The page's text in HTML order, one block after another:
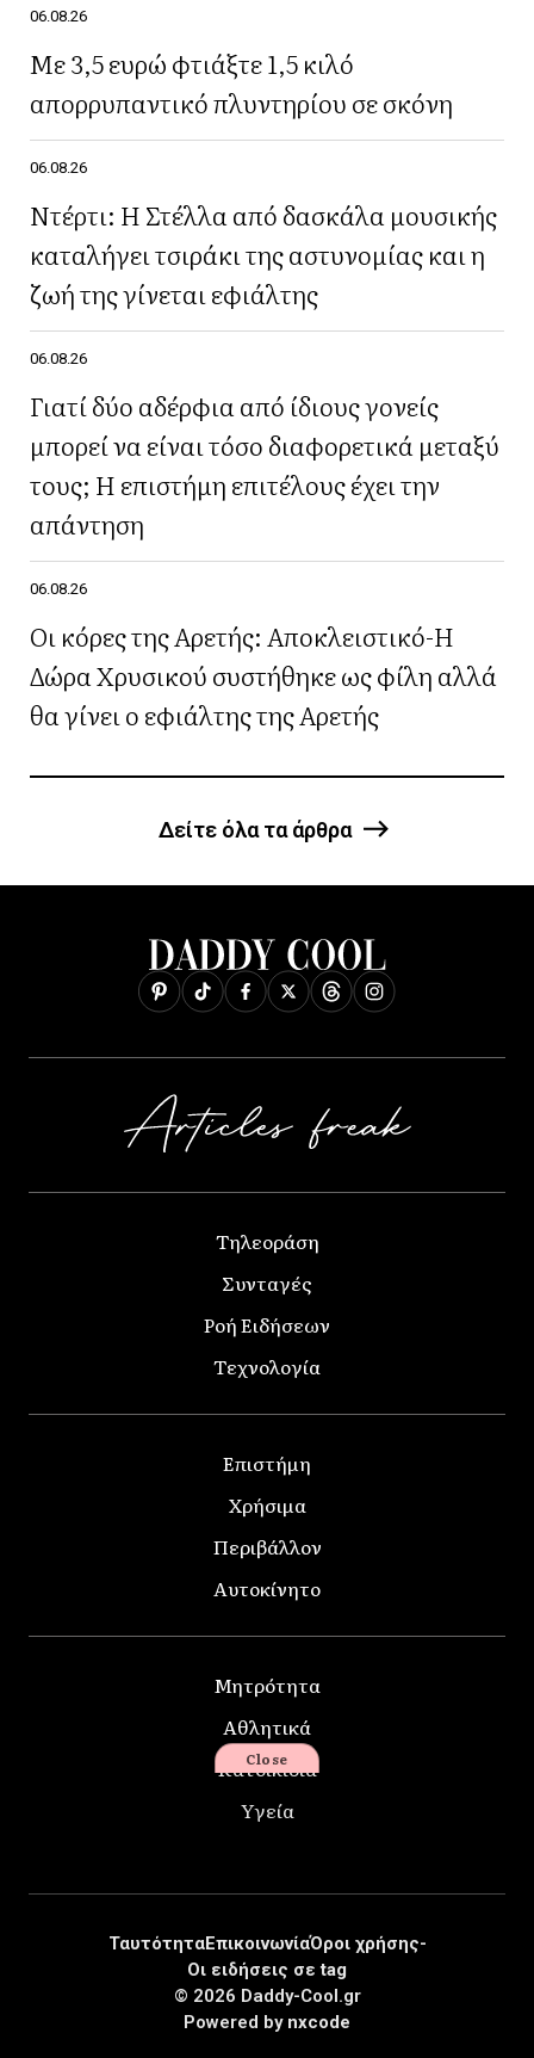
06.08.26
Με 3,5 ευρώ φτιάξτε 1,5 κιλό
απορρυπαντικό πλυντηρίου σε σκόνη
06.08.26
Ντέρτι: Η Στέλλα από δασκάλα μουσικής
καταλήγει τσιράκι της αστυνομίας και η
ζωή της γίνεται εφιάλτης
06.08.26
Γιατί δύο αδέρφια από ίδιους γονείς
μπορεί να είναι τόσο διαφορετικά μεταξύ
τους; Η επιστήμη επιτέλους έχει την
απάντηση
06.08.26
Οι κόρες της Αρετής: Αποκλειστικό-Η
Δώρα Χρυσικού συστήθηκε ως φίλη αλλά
θα γίνει ο εφιάλτης της Αρετής
Δείτε όλα τα άρθρα
Τηλεοράση
Συνταγές
Ροή Ειδήσεων
Τεχνολογία
Επιστήμη
Χρήσιμα
Περιβάλλον
Αυτοκίνητο
Μητρότητα
Αθλητικά
Κατοικίδια
Υγεία
© 2026 Daddy-Cool.gr
ΤαυτότηταΕπικοινωνίαΌροι χρήσης-
Οι ειδήσεις σε tag
Powered by nxcode
Close